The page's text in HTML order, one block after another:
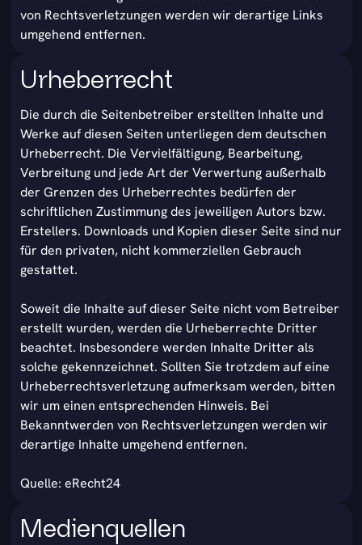
von Rechtsverletzungen werden wir derartige Links
umgehend entfernen.
Urheberrecht
Die durch die Seitenbetreiber erstellten Inhalte und
Werke auf diesen Seiten unterliegen dem deutschen
Urheberrecht. Die Vervielfältigung, Bearbeitung,
Verbreitung und jede Art der Verwertung außerhalb
der Grenzen des Urheberrechtes bedürfen der
schriftlichen Zustimmung des jeweiligen Autors bzw.
Erstellers. Downloads und Kopien dieser Seite sind nur
für den privaten, nicht kommerziellen Gebrauch
gestattet.
Soweit die Inhalte auf dieser Seite nicht vom Betreiber
erstellt wurden, werden die Urheberrechte Dritter
beachtet. Insbesondere werden Inhalte Dritter als
solche gekennzeichnet. Sollten Sie trotzdem auf eine
Urheberrechtsverletzung aufmerksam werden, bitten
wir um einen entsprechenden Hinweis. Bei
Bekanntwerden von Rechtsverletzungen werden wir
derartige Inhalte umgehend entfernen.
Quelle: eRecht24
Medienquellen